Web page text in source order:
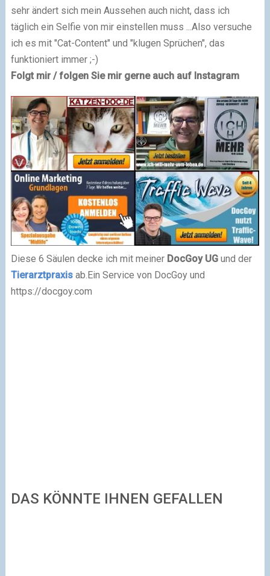
sehr ändert sich mein Aussehen auch nicht, dass ich
täglich ein Selfie von mir einstellen muss ...Also versuche
ich es mit "Cat-Content" und "klugen Sprüchen", das
funktioniert immer ;-)
Folgt mir / folgen Sie mir gerne auch auf Instagram
Diese 6 Säulen decke ich mit meiner DocGoy UGund der
Tierarztpraxisab.Ein Service von DocGoy und
https://docgoy.com
DAS KÖNNTE IHNEN GEFALLEN